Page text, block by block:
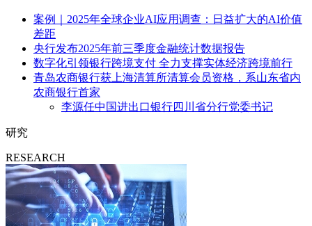
案例｜2025年全球企业AI应用调查：日益扩大的AI价值
差距
央行发布2025年前三季度金融统计数据报告
数字化引领银行跨境支付 全力支撑实体经济跨境前行
青岛农商银行获上海清算所清算会员资格，系山东省内
农商银行首家
李源任中国进出口银行四川省分行党委书记
研究
RESEARCH